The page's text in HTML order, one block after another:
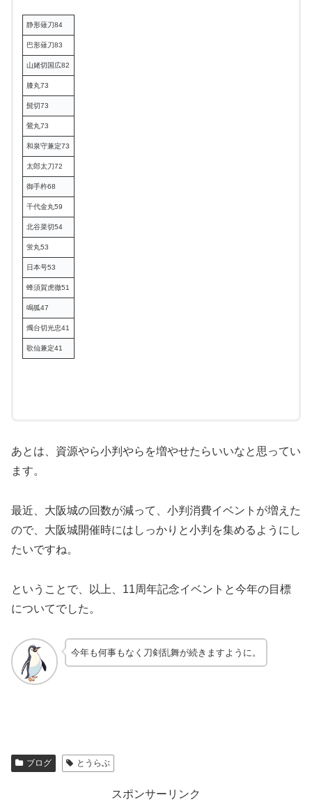
静形薙刀84
巴形薙刀83
山姥切国広82
膝丸73
髭切73
鶯丸73
和泉守兼定73
太郎太刀72
御手杵68
千代金丸59
北谷菜切54
蛍丸53
日本号53
蜂須賀虎徹51
鳴狐47
燭台切光忠41
歌仙兼定41
あとは、資源やら小判やらを増やせたらいいなと思ってい
ます。
最近、大阪城の回数が減って、小判消費イベントが増えた
ので、大阪城開催時にはしっかりと小判を集めるようにし
たいですね。
ということで、以上、11周年記念イベントと今年の目標
についてでした。
今年も何事もなく刀剣乱舞が続きますように。
ブログ とうらぶ
スポンサーリンク